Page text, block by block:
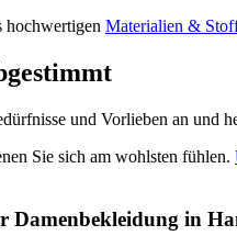
hochwertigen Materialien &
und Vorlieben an und
Sie sich am wohlsten fühlen.
in